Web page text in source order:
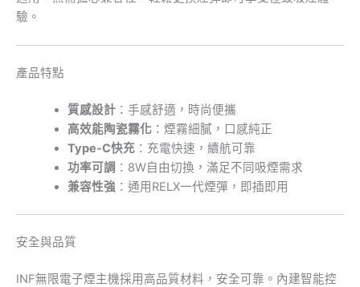
驗。
產品特點
質感設計：手感舒適，時尚便攜
高效能陶瓷霧化：煙霧細膩，口感純正
Type-C快充：充電快速，續航可靠
功率可調 ：8W自由切換，滿足不同吸煙需求
兼容性強：通用RELX一代煙彈，即插即用
安全與品質
INF無限電子煙主機採用高品質材料，安全可靠。內建智能控